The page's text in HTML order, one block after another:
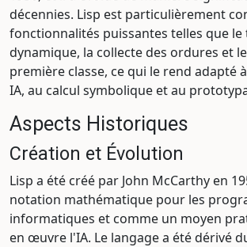
décennies. Lisp est particulièrement
fonctionnalités puissantes telles que le
dynamique, la collecte des ordures et
première classe, ce qui le rend adapté
IA, au calcul symbolique et au
Aspects Historiques
Création et Évolution
Lisp a été créé par John McCarthy en
notation mathématique pour les
informatiques et comme un moyen
en œuvre l'IA. Le langage a été dérivé